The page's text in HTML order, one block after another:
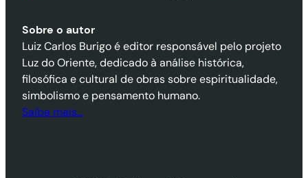
Sobre o autor
Luiz Carlos Burigo é editor responsável pelo projeto
Luz do Oriente, dedicado à análise histórica,
filosófica e cultural de obras sobre espiritualidade,
simbolismo e pensamento humano.
Saiba mais…